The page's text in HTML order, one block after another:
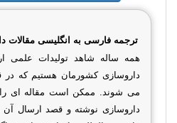
ترجمه فارسی به انگلیسی مقالات
همه ساله شاهد تولیدات علمی
داروسازی کشورمان هستیم که در
می شوند. ممکن است مقاله ای را
داروسازی نوشته و قصد ارسال آن